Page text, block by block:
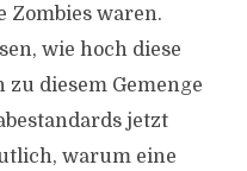
Zombies waren.
wie hoch diese
diesem Gemenge
jetzt
warum eine